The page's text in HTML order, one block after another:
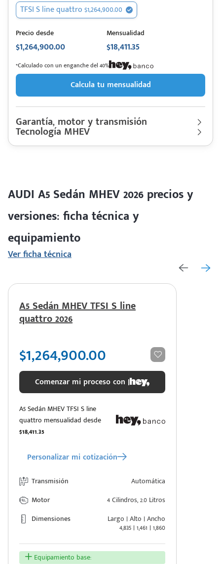
TFSI S line quattro $1,264,900.00
Precio desde
$1,264,900.00
Mensualidad
$18,411.35
*Calculado con un enganche del 40%
Calcula tu mensualidad
Garantía, motor y transmisión
Garantía
90,000 Km | 3 años
Motor cilindros
Lt 2.0 | Hp. 272
Tecnología MHEV
Descripción de funcionamiento motorizaciónAUDIA5 Sedán
AUDI A5 Sedán MHEV 2026 precios y
versiones: ficha técnica y
equipamiento
Ver ficha técnica
A5 Sedán MHEV TFSI S line
quattro 2026
$1,264,900.00
Comenzar mi proceso con |
A5 Sedán MHEV TFSI S line
quattro mensualidad desde
$18,411.35
Personalizar mi cotización
Transmisión
Automática
Motor
4 Cilindros, 2.0 Litros
Dimensiones
Largo | Alto | Ancho
4,835 | 1,461 | 1,860
Equipamiento base: